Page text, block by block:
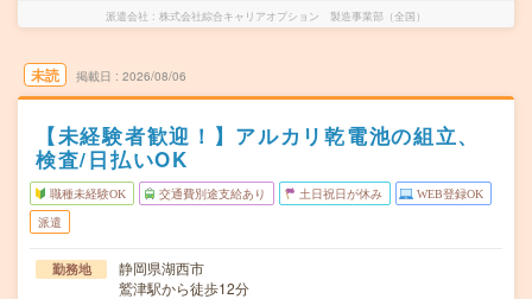
派遣会社 株式会社綜合キャリアオプション 製造事業部（全国）
未読 掲載日 2026/08/06
【未経験者歓迎！】アルカリ乾電池の組立、
検査/日払いOK
職種未経験OK 交通費別途支給あり 土日祝日が休み WEB登録OK
派遣
勤務地
静岡県湖西市
鷲津駅から徒歩12分